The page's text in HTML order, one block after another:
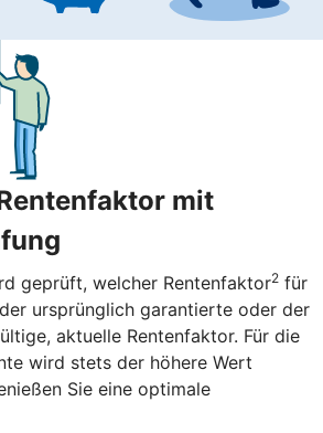
mit
geprüft, welcher Rentenfaktor2 für
ursprünglich garantierte oder der
aktuelle Rentenfaktor. Für die
wird stets der höhere Wert
Sie eine optimale